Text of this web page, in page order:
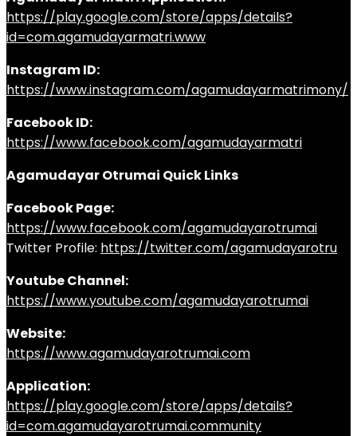
https://play.google.com/store/apps/details?
id=com.agamudayarmatri.www
Instagram ID:
https://www.instagram.com/agamudayarmatrimony/
Facebook ID:
https://www.facebook.com/agamudayarmatri
Agamudayar Otrumai Quick Links
Facebook Page:
https://www.facebook.com/agamudayarotrumai
Twitter Profile: https://twitter.com/agamudayarotru
Youtube Channel:
https://www.youtube.com/agamudayarotrumai
Website:
https://www.agamudayarotrumai.com
Application:
https://play.google.com/store/apps/details?
id=com.agamudayarotrumai.community